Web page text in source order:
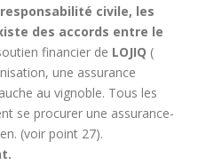
civile, les
des accords entre le
financier de LOJIQ (
une assurance
au vignoble. Tous les
se procurer une assurance-
(voir point 27).